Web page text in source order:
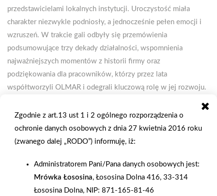
przedstawicielami lokalnych instytucji. Uroczystość miała
charakter niezwykle podniosły, a jednocześnie pełen emocji i
wzruszeń. W trakcie gali odbyły się przemówienia
podsumowujące trzy dekady działalności, wspomnienia
najważniejszych momentów z historii firmy oraz
podziękowania dla pracowników, którzy przez lata
współtworzyli OLMAR i odegrali kluczową rolę w jej rozwoju.
PSB — Członka Zarządu, pana Grzegorza Filipka oraz
Kierownika Regionu, pana Michała Śniocha , którzy swoją
obecnością podkreślili rangę wydarzenia, a także naszą
obecnością uroczystość zaszczycił także Starosta Powiatu
Chrzanowskiego, pan Bartłomiej Gębala , co było dla nas
niezwykle ważnym i symbolicznym podkreśleniem roli, jaką
Zgodnie z art.13 ust 1 i 2 ogólnego rozporządzenia o
ochronie danych osobowych z dnia 27 kwietnia 2016 roku
(zwanego dalej „RODO”) informuję, iż:
Administratorem Pani/Pana danych osobowych jest:
Mrówka Łososina, Łososina Dolna 416, 33-314
Łososina Dolna, NIP: 871-165-81-46